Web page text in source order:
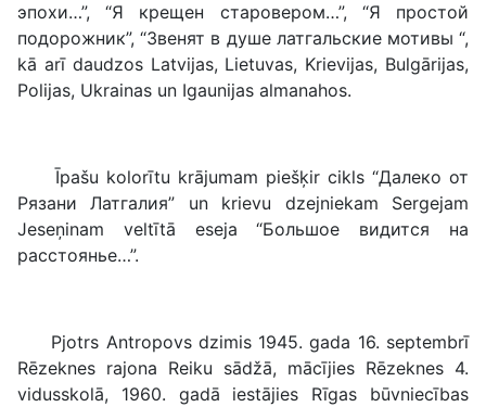
эпохи…”, “Я крещен старовером…”, “Я простой
подорожник”, “Звенят в душе латгальские мотивы “,
kā arī daudzos Latvijas, Lietuvas, Krievijas, Bulgārijas,
Polijas, Ukrainas un Igaunijas almanahos.
Īpašu kolorītu krājumam piešķir cikls “Далеко от
Рязани Латгалия” un krievu dzejniekam Sergejam
Jeseņinam veltītā eseja “Большое видится на
расстоянье…”.
Pjotrs Antropovs dzimis 1945. gada 16. septembrī
Rēzeknes rajona Reiku sādžā, mācījies Rēzeknes 4.
vidusskolā, 1960. gadā iestājies Rīgas būvniecības